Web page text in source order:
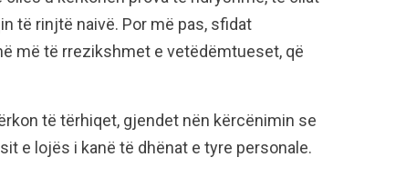
të rinjtë naivë. Por më pas, sfidat
më të rrezikshmet e vetëdëmtueset, që
të tërhiqet, gjendet nën kërcënimin se
e lojës i kanë të dhënat e tyre personale.